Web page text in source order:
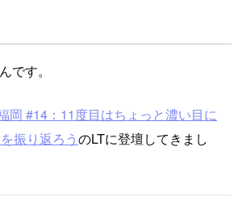
です。
岡 #14：11度目はちょっと濃い目に
振り返ろうのLTに登壇してきまし